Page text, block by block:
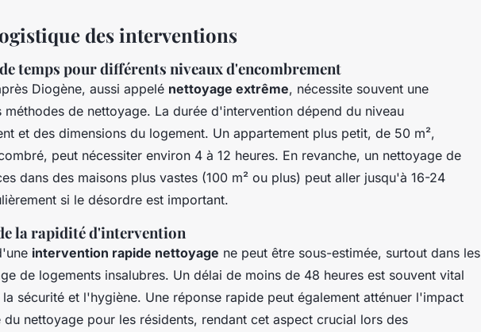
des interventions
temps pour différents niveaux d'encombrement
Diogène, aussi appelé nettoyage extrême, nécessite souvent une
méthodes de nettoyage. La durée d'intervention dépend du niveau
et des dimensions du logement. Un appartement plus petit, de 50 m²,
peut nécessiter environ 4 à 12 heures. En revanche, un nettoyage de
dans des maisons plus vastes (100 m² ou plus) peut aller jusqu'à 16-24
si le désordre est important.
la rapidité d'intervention
intervention rapide nettoyage ne peut être sous-estimée, surtout dans les
de logements insalubres. Un délai de moins de 48 heures est souvent vital
sécurité et l'hygiène. Une réponse rapide peut également atténuer l'impact
nettoyage pour les résidents, rendant cet aspect crucial lors des